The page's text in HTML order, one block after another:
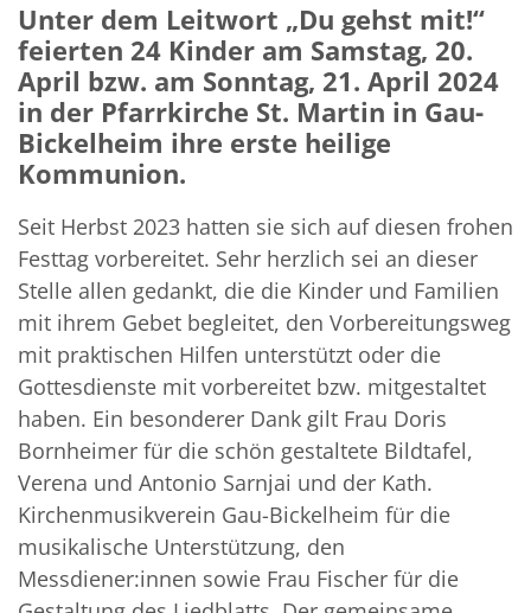
Unter dem Leitwort „Du gehst mit!“
feierten 24 Kinder am Samstag, 20.
April bzw. am Sonntag, 21. April 2024
in der Pfarrkirche St. Martin in Gau-
Bickelheim ihre erste heilige
Kommunion.
Seit Herbst 2023 hatten sie sich auf diesen frohen
Festtag vorbereitet. Sehr herzlich sei an dieser
Stelle allen gedankt, die die Kinder und Familien
mit ihrem Gebet begleitet, den Vorbereitungsweg
mit praktischen Hilfen unterstützt oder die
Gottesdienste mit vorbereitet bzw. mitgestaltet
haben. Ein besonderer Dank gilt Frau Doris
Bornheimer für die schön gestaltete Bildtafel,
Verena und Antonio Sarnjai und der Kath.
Kirchenmusikverein Gau-Bickelheim für die
musikalische Unterstützung, den
Messdiener:innen sowie Frau Fischer für die